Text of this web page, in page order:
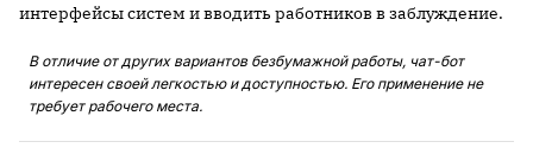
интерфейсы систем и вводить работников в заблуждение.
В отличие от других вариантов безбумажной работы, чат-бот
интересен своей легкостью и доступностью. Его применение не
требует рабочего места.